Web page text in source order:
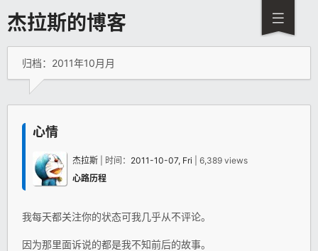
杰拉斯的博客
归档：2011年10月月
心情
杰拉斯 | 时间： 2011-10-07, Fri | 6,389 views
心路历程
我每天都关注你的状态可我几乎从不评论。
因为那里面诉说的都是我不知前后的故事。